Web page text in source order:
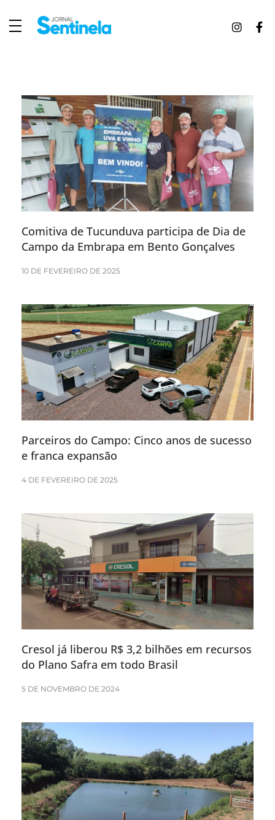
Comitiva de Tucunduva participa de Dia de
Campo da Embrapa em Bento Gonçalves
10 DE FEVEREIRO DE 2025
Parceiros do Campo: Cinco anos de sucesso
e franca expansão
4 DE FEVEREIRO DE 2025
Cresol já liberou R$ 3,2 bilhões em recursos
do Plano Safra em todo Brasil
5 DE NOVEMBRO DE 2024